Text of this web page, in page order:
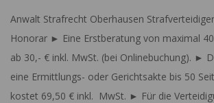
2023-
08-
27
Anwalt Strafrecht Oberhausen
Honorar ► Eine Erstberatung von maximal
ab 30,- € inkl. MwSt. (bei Onlinebuchung). ►
eine Ermittlungs- oder Gerichtsakte bis 50
kostet 69,50 € inkl. MwSt. ► Für die